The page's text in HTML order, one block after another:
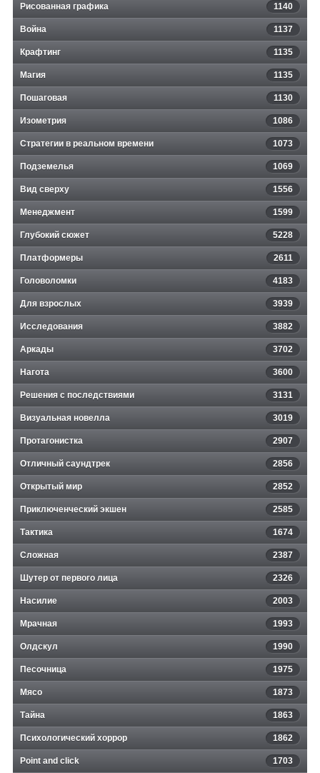
Рисованная графика 1140
Война 1137
Крафтинг 1135
Магия 1135
Пошаговая 1130
Изометрия 1086
Стратегии в реальном времени 1073
Подземелья 1069
Вид сверху 1556
Менеджмент 1599
Глубокий сюжет 5228
Платформеры 2611
Головоломки 4183
Для взрослых 3939
Исследования 3882
Аркады 3702
Нагота 3600
Решения с последствиями 3131
Визуальная новелла 3019
Протагонистка 2907
Отличный саундтрек 2856
Открытый мир 2852
Приключенческий экшен 2585
Тактика 1674
Сложная 2387
Шутер от первого лица 2326
Насилие 2003
Мрачная 1993
Олдскул 1990
Песочница 1975
Мясо 1873
Тайна 1863
Психологический хоррор 1862
Point and click 1703